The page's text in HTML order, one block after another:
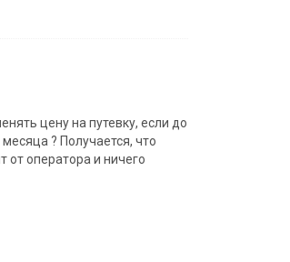
цену на путевку, если до
? Получается, что
от оператора и ничего